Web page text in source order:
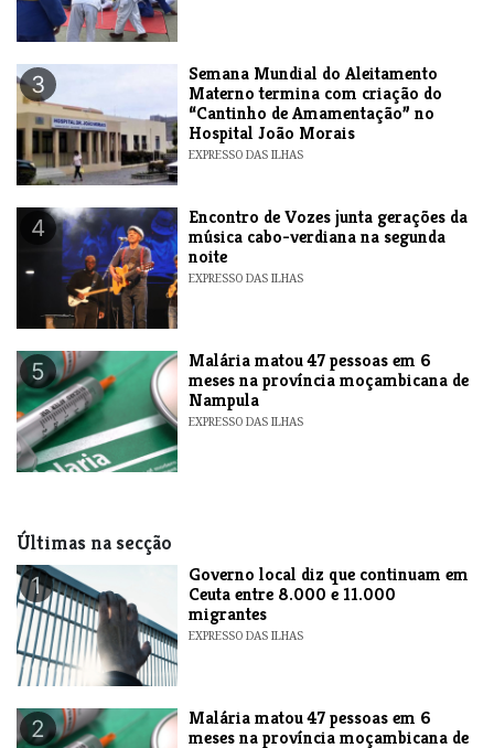
3
Semana Mundial do Aleitamento
Materno termina com criação do
“Cantinho de Amamentação” no
Hospital João Morais
EXPRESSO DAS ILHAS
4
Encontro de Vozes junta gerações da
música cabo-verdiana na segunda
noite
EXPRESSO DAS ILHAS
5
​Malária matou 47 pessoas em 6
meses na província moçambicana de
Nampula
EXPRESSO DAS ILHAS
Últimas na secção
1
​Governo local diz que continuam em
Ceuta entre 8.000 e 11.000
migrantes
EXPRESSO DAS ILHAS
2
​Malária matou 47 pessoas em 6
meses na província moçambicana de